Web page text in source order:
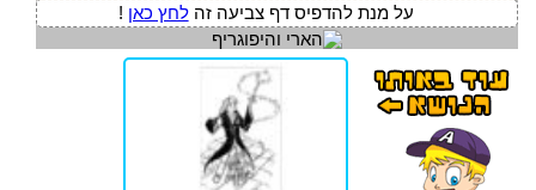
על מנת להדפיס דף צביעה זהלחץ כאן !